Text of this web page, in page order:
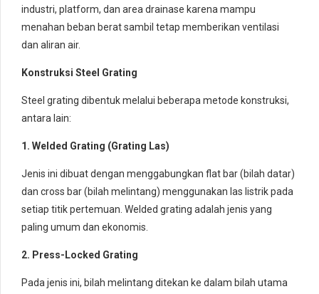
industri, platform, dan area drainase karena mampu
menahan beban berat sambil tetap memberikan ventilasi
dan aliran air.
Konstruksi Steel Grating
Steel grating dibentuk melalui beberapa metode konstruksi,
antara lain:
1. Welded Grating (Grating Las)
Jenis ini dibuat dengan menggabungkan flat bar (bilah datar)
dan cross bar (bilah melintang) menggunakan las listrik pada
setiap titik pertemuan. Welded grating adalah jenis yang
paling umum dan ekonomis.
2. Press-Locked Grating
Pada jenis ini, bilah melintang ditekan ke dalam bilah utama